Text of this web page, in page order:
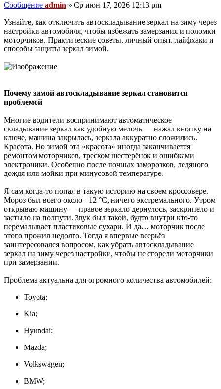
Сообщение admin » Ср июн 17, 2026 12:13 pm
Узнайте, как отключить автоскладывание зеркал на зиму через
настройки автомобиля, чтобы избежать замерзания и поломки
моторчиков. Практические советы, личный опыт, лайфхаки и
способы защиты зеркал зимой.
Почему зимой автоскладывание зеркал становится
проблемой
Многие водители воспринимают автоматическое
складывание зеркал как удобную мелочь — нажал кнопку на
ключе, машина закрылась, зеркала аккуратно сложились.
Красота. Но зимой эта «красота» иногда заканчивается
ремонтом моторчиков, треском шестерёнок и ошибками
электроники. Особенно после ночных заморозков, ледяного
дождя или мойки при минусовой температуре.
Я сам когда-то попал в такую историю на своем кроссовере.
Мороз был всего около −12 °C, ничего экстремального. Утром
открываю машину — правое зеркало дернулось, заскрипело и
застыло на полпути. Звук был такой, будто внутри кто-то
перемалывает пластиковые сухари. И да… моторчик после
этого прожил недолго. Тогда я впервые всерьёз
заинтересовался вопросом, как убрать автоскладывание
зеркал на зиму через настройки, чтобы не сгорели моторчики
при замерзании.
Проблема актуальна для огромного количества автомобилей:
Toyota;
Kia;
Hyundai;
Mazda;
Volkswagen;
BMW;